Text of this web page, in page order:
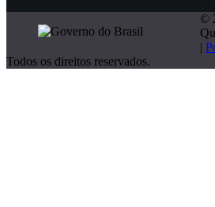
©
|
Todos os direitos reservados.